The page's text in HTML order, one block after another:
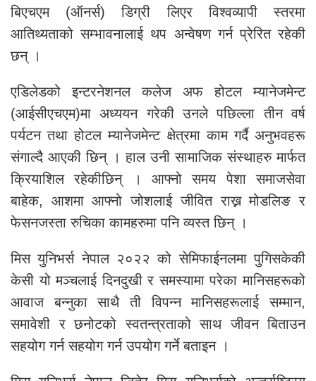
बिएचएम (ऑनर्स) डिग्री लिएर विश्वव्यापी स्तरमा
आतिथ्यताको सम्भावनालाई थप अन्वेषण गर्न प्रेरित रहेकी
छन् ।
एडिलेडको इन्टरनेशनल कलेज अफ होटल म्यानेजमेन्ट
(आईसीएचएम)मा अध्ययन गरेकी उनले पछिल्ला तीन वर्ष
पर्यटन तथा होटल म्यानेजमेन्ट क्षेत्रमा काम गर्दै अनुभवहरू
संगाल्दै आएकी छिन् । हाल उनी सामाजिक संस्थाहरु मार्फत
क्रियाशिल रहेकीछिन् । आफ्नो समय पेशा समाजसेवा
बाहेक, आशमा आफ्नो जोशलाई जीवित राख्न मोडलिङ र
फेसनजस्ता रुचिका कामहरुमा पनि व्यस्त छिन् ।
मिस युनिभर्स नेपाल २०२२ को सेमिफाईनलमा पुगिसकेकी
केसी यो मञ्चलाई दिनदुखी र समस्यामा परेका मानिसहरूको
आवाज बन्नुका साथै ती विपन्न मानिसहरूलाई सम्मान,
समावेशी र छनोटको स्वतन्त्रताको साथ जीवन बिताउन
सहयोग गर्न सहयोग गर्न उपयोग गर्ने बताइन ।